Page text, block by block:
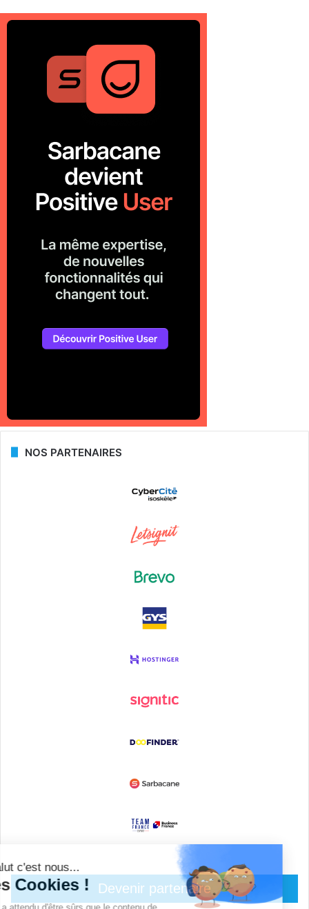
NOS PARTENAIRES
Devenir partenaire